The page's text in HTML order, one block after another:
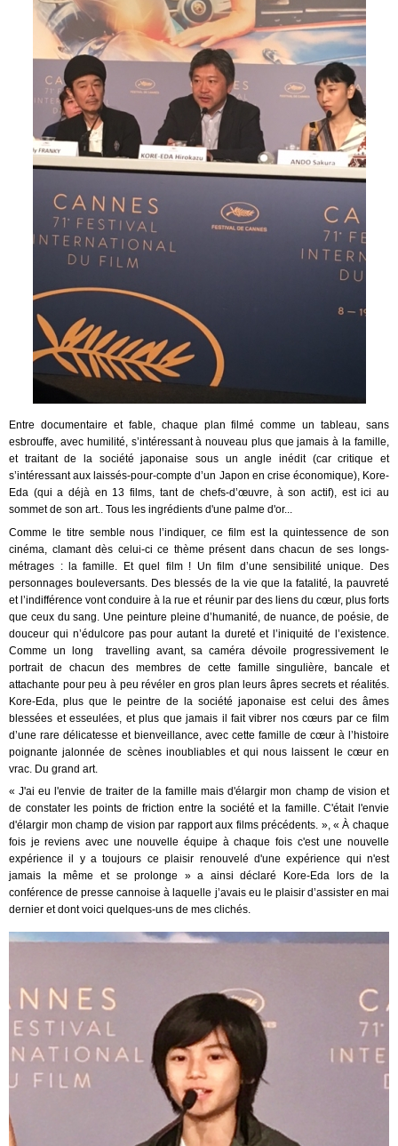
Entre documentaire et fable, chaque plan filmé comme un tableau, sans
esbrouffe, avec humilité, s’intéressant à nouveau plus que jamais à la famille,
et traitant de la société japonaise sous un angle inédit (car critique et
s’intéressant aux laissés-pour-compte d’un Japon en crise économique), Kore-
Eda (qui a déjà en 13 films, tant de chefs-d’œuvre, à son actif), est ici au
sommet de son art.. Tous les ingrédients d'une palme d'or...
Comme le titre semble nous l’indiquer, ce film est la quintessence de son
cinéma, clamant dès celui-ci ce thème présent dans chacun de ses longs-
métrages : la famille. Et quel film ! Un film d’une sensibilité unique. Des
personnages bouleversants. Des blessés de la vie que la fatalité, la pauvreté
et l’indifférence vont conduire à la rue et réunir par des liens du cœur, plus forts
que ceux du sang. Une peinture pleine d’humanité, de nuance, de poésie, de
douceur qui n’édulcore pas pour autant la dureté et l’iniquité de l’existence.
Comme un long travelling avant, sa caméra dévoile progressivement le
portrait de chacun des membres de cette famille singulière, bancale et
attachante pour peu à peu révéler en gros plan leurs âpres secrets et réalités.
Kore-Eda, plus que le peintre de la société japonaise est celui des âmes
blessées et esseulées, et plus que jamais il fait vibrer nos cœurs par ce film
d’une rare délicatesse et bienveillance, avec cette famille de cœur à l’histoire
poignante jalonnée de scènes inoubliables et qui nous laissent le cœur en
vrac. Du grand art.
« J'ai eu l'envie de traiter de la famille mais d'élargir mon champ de vision et
de constater les points de friction entre la société et la famille. C'était l'envie
d'élargir mon champ de vision par rapport aux films précédents. », « À chaque
fois je reviens avec une nouvelle équipe à chaque fois c'est une nouvelle
expérience il y a toujours ce plaisir renouvelé d'une expérience qui n'est
jamais la même et se prolonge » a ainsi déclaré Kore-Eda lors de la
conférence de presse cannoise à laquelle j’avais eu le plaisir d’assister en mai
dernier et dont voici quelques-uns de mes clichés.